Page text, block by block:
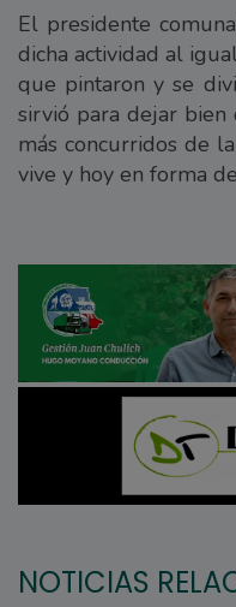
El presidente
dicha actividad al
que pintaron y se
sirvió para dejar
más concurridos de
vive y hoy en forma
NOTICIAS